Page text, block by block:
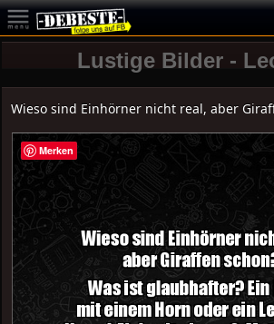
Lustige Bilder -
Wieso sind Einhörner nicht real, aber
Merken